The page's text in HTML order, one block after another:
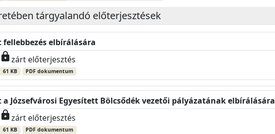
tárgyalandó előterjesztések
fellebbezés elbírálására
lockzárt előterjesztés
61 KB PDF dokumentum
a Józsefvárosi Egyesített Bölcsődék vezetői pályázatának elbírálására
lockzárt előterjesztés
61 KB PDF dokumentum